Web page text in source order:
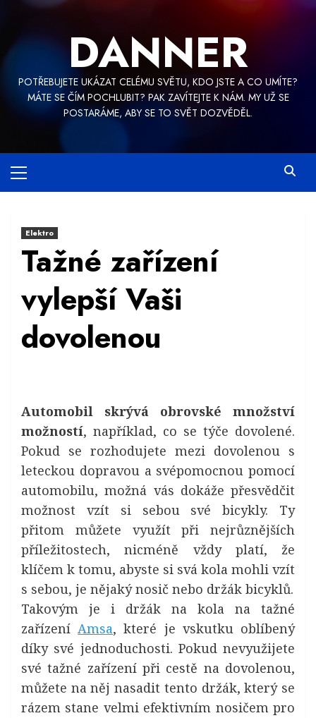
content
DANNER
POTŘEBUJETE UKÁZAT CELÉMU SVĚTU, KDO JSTE A CO UMÍTE?
MÁTE SE ČÍM POCHLUBIT? PAK ZAVÍTEJTE K NÁM. MY UŽ SE
POSTARÁME, ABY SE TO SVĚT DOZVĚDĚL.
Menu
Elektro
Tažné zařízení
vylepší Vaši
dovolenou
Automobil skrývá obrovské množství
možností, například, co se týče dovolené.
Pokud se rozhodujete mezi dovolenou s
leteckou dopravou a svépomocnou pomocí
automobilu, možná vás dokáže přesvědčit
možnost vzít si sebou své bicykly. Ty
přitom můžete využít při nejrůznějších
příležitostech, nicméně vždy platí, že
klíčem k tomu, abyste si svá kola mohli vzít
s sebou, je nějaký nosič nebo držák bicyklů.
Takovým je i držák na kola na tažné
zařízeníAmsa, které je vskutku oblíbený
díky své jednoduchosti. Pokud nevyužijete
své tažné zařízení při cestě na dovolenou,
můžete na něj nasadit tento držák, který se
rázem stane velmi efektivním nosičem pro